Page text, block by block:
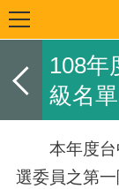
108年
級名單
本年度台
選委員之第